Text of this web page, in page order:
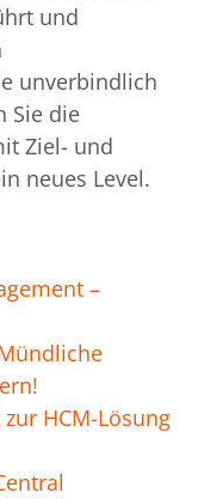
und
unverbindlich
Sie die
Ziel- und
neues Level.
–
HCM-Lösung